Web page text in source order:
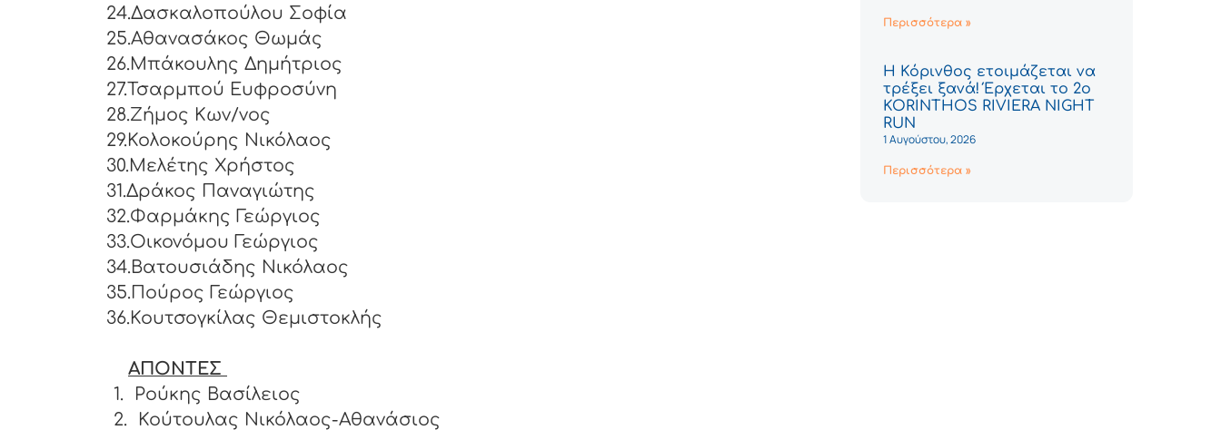
24.Δασκαλοπούλου Σοφία
25.Αθανασάκος Θωμάς
26.Μπάκουλης Δημήτριος
27.Τσαρμπού Ευφροσύνη
28.Ζήμος Κων/νος
29.Κολοκούρης Νικόλαος
30.Μελέτης Χρήστος
31.Δράκος Παναγιώτης
32.Φαρμάκης Γεώργιος
33.Οικονόμου Γεώργιος
34.Βατουσιάδης Νικόλαος
35.Πούρος Γεώργιος
36.Κουτσογκίλας Θεμιστοκλής
ΑΠΟΝΤΕΣ
1.
Ρούκης Βασίλειος
2.
Κούτουλας Νικόλαος-Αθανάσιος
Περισσότερα »
Η Κόρινθος ετοιμάζεται να
τρέξει ξανά! Έρχεται το 2ο
KORINTHOS RIVIERA NIGHT
RUN
1 Αυγούστου, 2026
Περισσότερα »